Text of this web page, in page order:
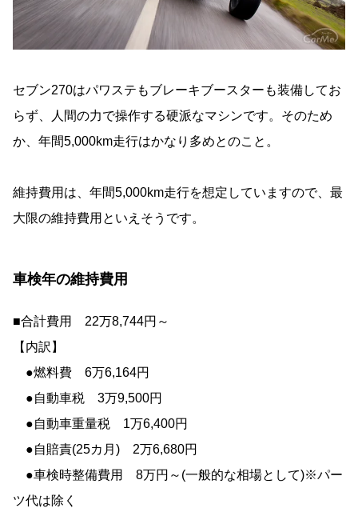
セブン270はパワステもブレーキブースターも装備してお
らず、人間の力で操作する硬派なマシンです。そのため
か、年間5,000km走行はかなり多めとのこと。
維持費用は、年間5,000km走行を想定していますので、最
大限の維持費用といえそうです。
車検年の維持費用
■合計費用 22万8,744円～
【内訳】
●燃料費 6万6,164円
●自動車税 3万9,500円
●自動車重量税 1万6,400円
●自賠責(25カ月) 2万6,680円
●車検時整備費用 8万円～(一般的な相場として)※パー
ツ代は除く